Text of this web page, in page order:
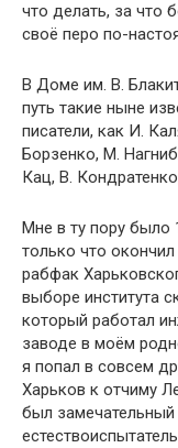
что делать, за что
своё перо по-
В Доме им. В.
путь такие ныне
писатели, как И.
Борзенко, М.
Кац, В.
Мне в ту пору было
только что окончил
рабфак
выборе института
который работал
заводе в моём
я попал в совсем
Харьков к отчиму
был замечательный